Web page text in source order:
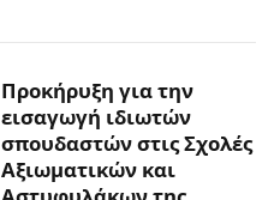
Προκήρυξη για την
εισαγωγή ιδιωτών
σπουδαστών στις Σχολές
Αξιωματικών και